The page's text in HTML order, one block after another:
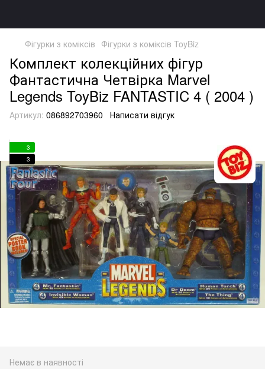
Фігурки з коміксів Фігурки з коміксів ToyBiz
Комплект колекційних фігур
Фантастична Четвірка Marvel
Legends ToyBiz FANTASTIC 4 ( 2004 )
Артикул: 086892703960 Написати відгук
3
3
Немає в наявності